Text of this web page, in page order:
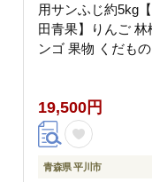
用サンふじ約5kg
田青果】りんご 林
ンゴ 果物 くだも
19,500円
青森県 平川市